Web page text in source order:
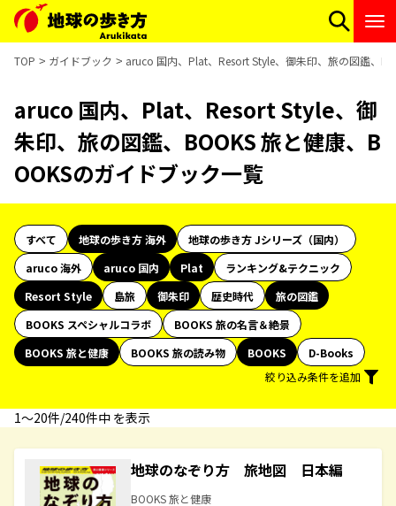
TOP ガイドブック aruco 国内、Plat、Resort Style、御朱印、旅の図鑑、
aruco 国内、Plat、Resort Style、御
朱印、旅の図鑑、BOOKS 旅と健康、B
OOKSのガイドブック一覧
すべて 地球の歩き方 海外
地球の歩き方 Jシリーズ（国内）
aruco 海外
aruco 国内 Plat
ランキング&テクニック
Resort Style
島旅 御朱印 歴史時代
旅の図鑑
BOOKS スペシャルコラボ
BOOKS 旅の名言＆絶景
BOOKS 旅と健康
BOOKS 旅の読み物 BOOKS
D-Books
絞り込み条件を追加
1〜20件/240件中 を表示
地球のなぞり方 旅地図 日本編
BOOKS 旅と健康